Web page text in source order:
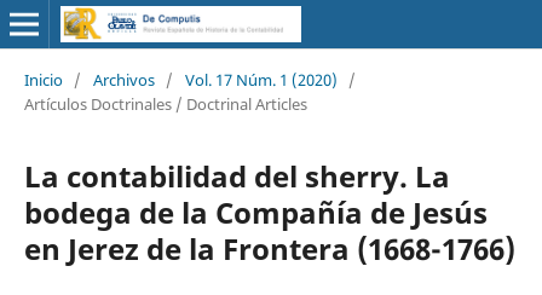
Inicio / Archivos / Vol. 17 Núm. 1 (2020)
/
Artículos Doctrinales / Doctrinal Articles
La contabilidad del sherry. La
bodega de la Compañía de Jesús
en Jerez de la Frontera (1668-1766)